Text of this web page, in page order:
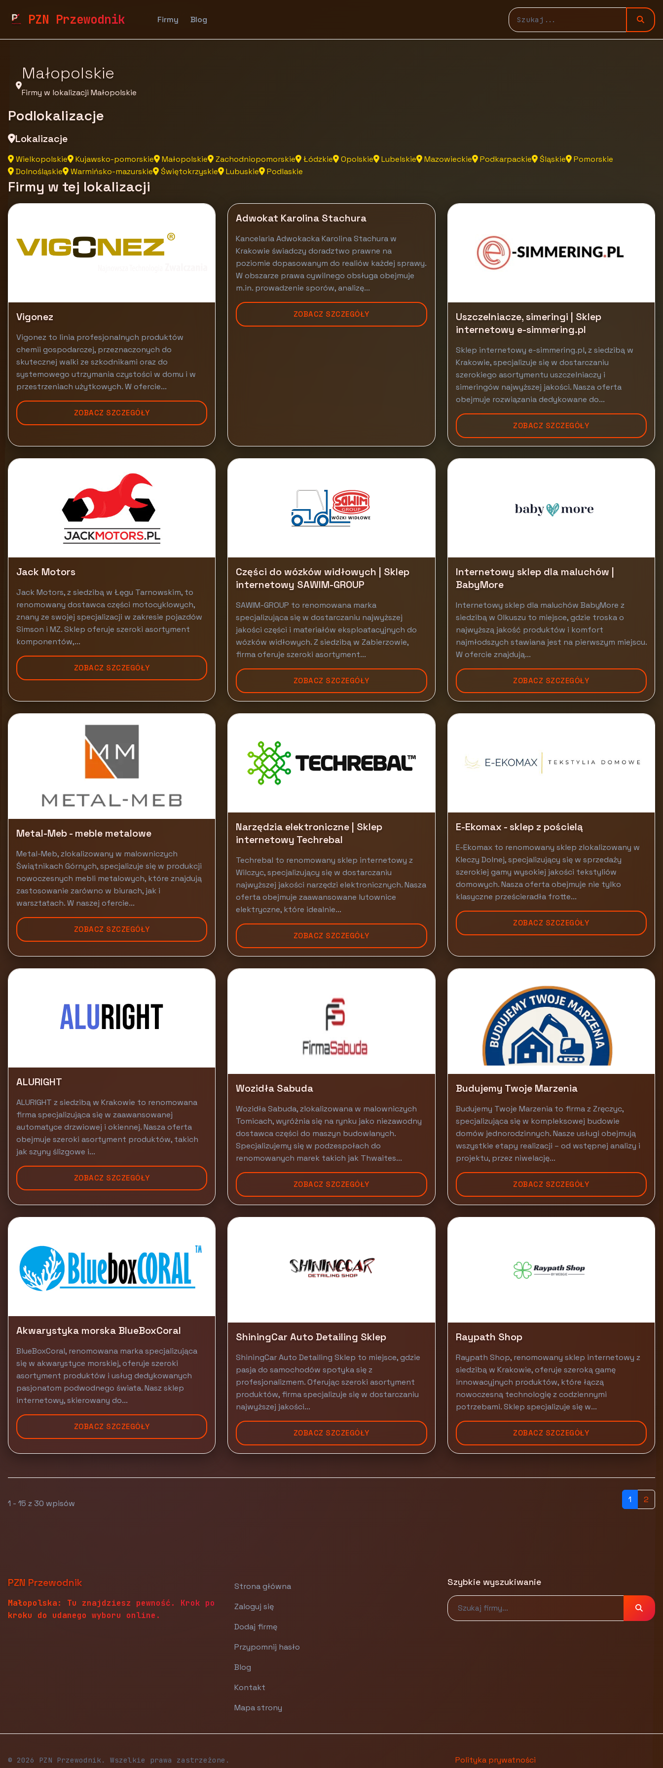
PZN Przewodnik Firmy Blog
pzn.malopolska.pl Firmy Firmy z województwa
Małopolskie
Firmy w lokalizacji Małopolskie
Podlokalizacje
Lokalizacje
Wielkopolskie Kujawsko-pomorskie Małopolskie Zachodniopomorskie Łódzkie Opolskie Lubelskie Mazowieckie Podkarpackie Śląskie
Pomorskie
Dolnośląskie
Warmińsko-mazurskie Świętokrzyskie Lubuskie Podlaskie
Firmy w tej lokalizacji
Vigonez
Vigonez to linia profesjonalnych produktów
chemii gospodarczej, przeznaczonych do
skutecznej walki ze szkodnikami oraz do
systemowego utrzymania czystości w domu i w
przestrzeniach użytkowych. W ofercie...
ZOBACZ SZCZEGÓŁY
Adwokat Karolina Stachura
Kancelaria Adwokacka Karolina Stachura w
Krakowie świadczy doradztwo prawne na
poziomie dopasowanym do realiów każdej sprawy.
W obszarze prawa cywilnego obsługa obejmuje
m.in. prowadzenie sporów, analizę...
ZOBACZ SZCZEGÓŁY
Uszczelniacze, simeringi | Sklep
internetowy e-simmering.pl
Sklep internetowy e-simmering.pl, z siedzibą w
Krakowie, specjalizuje się w dostarczaniu
szerokiego asortymentu uszczelniaczy i
simeringów najwyższej jakości. Nasza oferta
obejmuje rozwiązania dedykowane do...
ZOBACZ SZCZEGÓŁY
Jack Motors
Jack Motors, z siedzibą w Łęgu Tarnowskim, to
renomowany dostawca części motocyklowych,
znany ze swojej specjalizacji w zakresie pojazdów
Simson i MZ. Sklep oferuje szeroki asortyment
komponentów,...
ZOBACZ SZCZEGÓŁY
Części do wózków widłowych | Sklep
internetowy SAWIM-GROUP
SAWIM-GROUP to renomowana marka
specjalizująca się w dostarczaniu najwyższej
jakości części i materiałów eksploatacyjnych do
wózków widłowych. Z siedzibą w Zabierzowie,
firma oferuje szeroki asortyment...
ZOBACZ SZCZEGÓŁY
Internetowy sklep dla maluchów |
BabyMore
Internetowy sklep dla maluchów BabyMore z
siedzibą w Olkuszu to miejsce, gdzie troska o
najwyższą jakość produktów i komfort
najmłodszych stawiana jest na pierwszym miejscu.
W ofercie znajdują...
ZOBACZ SZCZEGÓŁY
Metal-Meb - meble metalowe
Metal-Meb, zlokalizowany w malowniczych
Świątnikach Górnych, specjalizuje się w produkcji
nowoczesnych mebli metalowych, które znajdują
zastosowanie zarówno w biurach, jak i
warsztatach. W naszej ofercie...
ZOBACZ SZCZEGÓŁY
Narzędzia elektroniczne | Sklep
internetowy Techrebal
Techrebal to renomowany sklep internetowy z
Wilczyc, specjalizujący się w dostarczaniu
najwyższej jakości narzędzi elektronicznych. Nasza
oferta obejmuje zaawansowane lutownice
elektryczne, które idealnie...
ZOBACZ SZCZEGÓŁY
E-Ekomax - sklep z pościelą
E-Ekomax to renomowany sklep zlokalizowany w
Kleczy Dolnej, specjalizujący się w sprzedaży
szerokiej gamy wysokiej jakości tekstyliów
domowych. Nasza oferta obejmuje nie tylko
klasyczne prześcieradła frotte...
ZOBACZ SZCZEGÓŁY
ALURIGHT
ALURIGHT z siedzibą w Krakowie to renomowana
firma specjalizująca się w zaawansowanej
automatyce drzwiowej i okiennej. Nasza oferta
obejmuje szeroki asortyment produktów, takich
jak szyny ślizgowe i...
ZOBACZ SZCZEGÓŁY
Wozidła Sabuda
Wozidła Sabuda, zlokalizowana w malowniczych
Tomicach, wyróżnia się na rynku jako niezawodny
dostawca części do maszyn budowlanych.
Specjalizujemy się w podzespołach do
renomowanych marek takich jak Thwaites...
ZOBACZ SZCZEGÓŁY
Budujemy Twoje Marzenia
Budujemy Twoje Marzenia to firma z Zręczyc,
specjalizująca się w kompleksowej budowie
domów jednorodzinnych. Nasze usługi obejmują
wszystkie etapy realizacji – od wstępnej analizy i
projektu, przez niwelację...
ZOBACZ SZCZEGÓŁY
Akwarystyka morska BlueBoxCoral
BlueBoxCoral, renomowana marka specjalizująca
się w akwarystyce morskiej, oferuje szeroki
asortyment produktów i usług dedykowanych
pasjonatom podwodnego świata. Nasz sklep
internetowy, skierowany do...
ZOBACZ SZCZEGÓŁY
ShiningCar Auto Detailing Sklep
ShiningCar Auto Detailing Sklep to miejsce, gdzie
pasja do samochodów spotyka się z
profesjonalizmem. Oferując szeroki asortyment
produktów, firma specjalizuje się w dostarczaniu
najwyższej jakości...
ZOBACZ SZCZEGÓŁY
Raypath Shop
Raypath Shop, renomowany sklep internetowy z
siedzibą w Krakowie, oferuje szeroką gamę
innowacyjnych produktów, które łączą
nowoczesną technologię z codziennymi
potrzebami. Sklep specjalizuje się w...
ZOBACZ SZCZEGÓŁY
1 - 15 z 30 wpisów 1 2
PZN Przewodnik
Małopolska: Tu znajdziesz pewność. Krok po
kroku do udanego wyboru online.
Strona główna
Zaloguj się
Dodaj firmę
Przypomnij hasło
Blog
Kontakt
Mapa strony
Szybkie wyszukiwanie
© 2026 PZN Przewodnik. Wszelkie prawa zastrzeżone. Polityka prywatności